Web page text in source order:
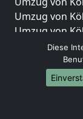
Umzug von
Umzug von
Umzug von
Umzug von
Umzug von
Umzug von
Umzug von
Diese